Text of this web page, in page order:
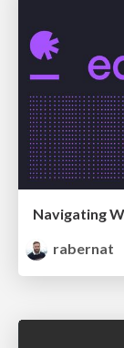
Navigating
rabernat